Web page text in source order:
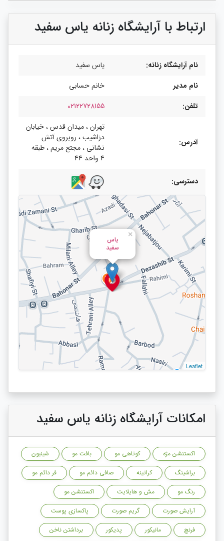
ارتباط با آرایشگاه زنانه یاس سفید
نام آرایشگاه زنانه:
یاس سفید
نام مدیر
خانم حسابی
تلفن:
02122728155
آدرس:
تهران ، میدان قدس ، خیابان
دزاشیب ، روبروی آتش
نشانی ، مجتع مریم ، طبقه
4 واحد 44
دسترسی:
یاس
سفید
×
Leaflet
امکانات آرایشگاه زنانه یاس سفید
اکستنشن مژه کوتاهی مو بافت مو
شینیون
براشینگ
کراتینه صافی دائم مو
فر دائم مو
رنگ مو
مش و هایلایت
اکستنشن مو
آرایش صورت
گریم صورت
پاکسازی پوست
فرنچ
مانیکور پدیکور برداشتن ناخن